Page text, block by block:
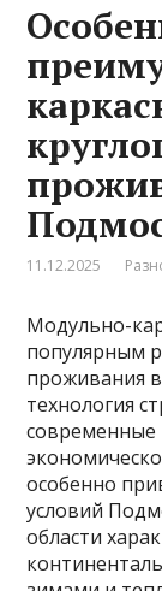
11.12.2025
Модульно-
популярным
проживания
технология
особенно
условий
области